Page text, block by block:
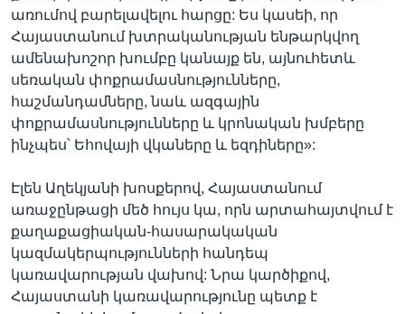
առումով բարելավելու հարցը: Ես կասեի, որ
Հայաստանում խտրականության ենթարկվող
ամենախոշոր խումբը կանայք են, այնուհետև
սեռական փոքրամասնությունները,
հաշմանդամները, նաև ազգային
փոքրամասնությունները և կրոնական խմբերը
ինչպես՝ Եհովայի վկաները և եզդիները»:
Էլեն Աղեկյանի խոսքերով, Հայաստանում
առաջընթացի մեծ հույս կա, որն արտահայտվում է
քաղաքացիական-հասարակական
կազմակերպությունների հանդեպ
կառավարության վախով: Նրա կարծիքով,
Հայաստանի կառավարությունը պետք է